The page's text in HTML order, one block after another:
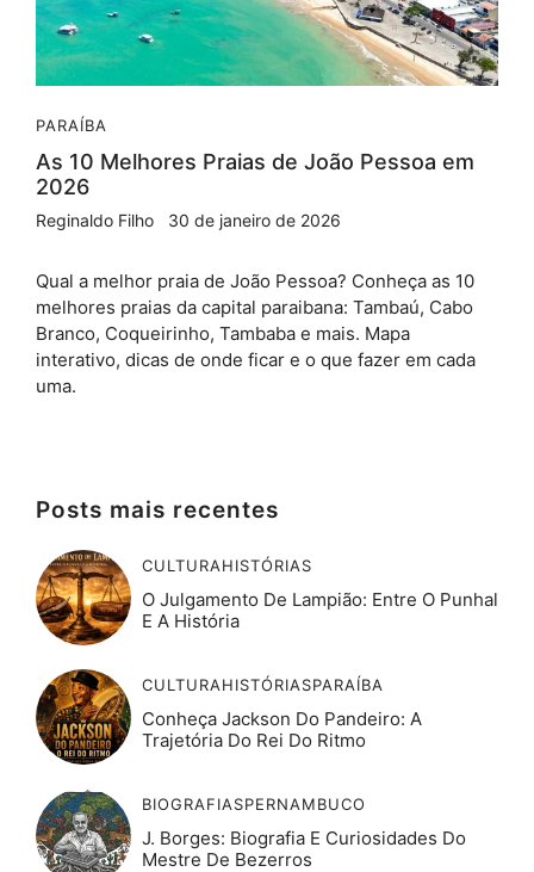
PARAÍBA
As 10 Melhores Praias de João Pessoa em
2026
Reginaldo Filho 30 de janeiro de 2026
Qual a melhor praia de João Pessoa? Conheça as 10
melhores praias da capital paraibana: Tambaú, Cabo
Branco, Coqueirinho, Tambaba e mais. Mapa
interativo, dicas de onde ficar e o que fazer em cada
uma.
Posts mais recentes
CULTURAHISTÓRIAS
O Julgamento De Lampião: Entre O Punhal
E A História
CULTURAHISTÓRIASPARAÍBA
Conheça Jackson Do Pandeiro: A
Trajetória Do Rei Do Ritmo
BIOGRAFIASPERNAMBUCO
J. Borges: Biografia E Curiosidades Do
Mestre De Bezerros